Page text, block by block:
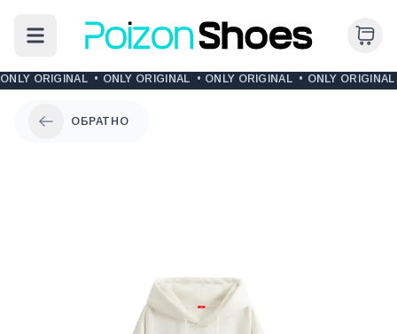
ONLY ORIGINAL • ONLY ORIGINAL • ONLY ORIGINAL • ONLY ORIGINAL
ОБРАТНО